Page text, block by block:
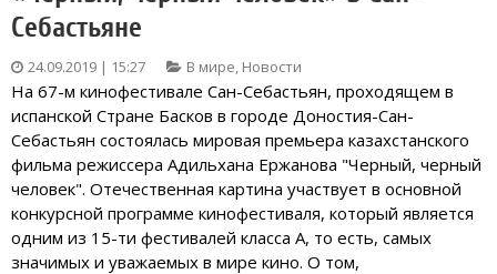
Себастьяне
24.09.2019 | 15:27 В мире, Новости
На 67-м кинофестивале Сан-Себастьян, проходящем в
испанской Стране Басков в городе Доностия-Сан-
Себастьян состоялась мировая премьера казахстанского
фильма режиссера Адильхана Ержанова "Черный, черный
человек". Отечественная картина участвует в основной
конкурсной программе кинофестиваля, который является
одним из 15-ти фестивалей класса А, то есть, самых
значимых и уважаемых в мире кино. О том,